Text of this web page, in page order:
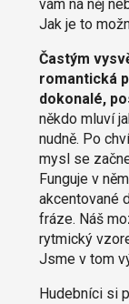
vám na něj
Jak je to
Častým
romantická
dokonalé,
někdo mluví
nudně. Po
mysl se
Funguje v
akcentované
fráze. Náš
rytmický
Jsme v tom
Hudebníci si